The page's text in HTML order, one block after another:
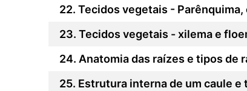
Tecidos vegetais -
Tecidos vegetais - xilema e
Anatomia das raízes e tipos de
Estrutura interna de um caule e